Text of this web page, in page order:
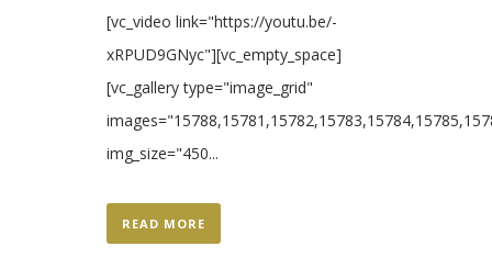
[vc_video link="https://youtu.be/-
xRPUD9GNyc"][vc_empty_space]
[vc_gallery type="image_grid"
img_size="450...
READ MORE